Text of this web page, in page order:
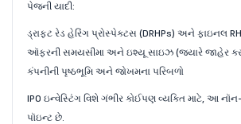
પેજની યાદી:
ડ્રાફ્ટ રેડ હેરિંગ પ્રોસ્પેક્ટસ (DRHPs) અને ફાઇનલ
ઑફરની સમયસીમા અને ઇશ્યૂ સાઇઝ (જ્યારે જાહેર
કંપનીની પૃષ્ઠભૂમિ અને જોખમના પરિબળો
IPO ઇન્વેસ્ટિંગ વિશે ગંભીર કોઈપણ વ્યક્તિ માટે, આ
પૉઇન્ટ છે.